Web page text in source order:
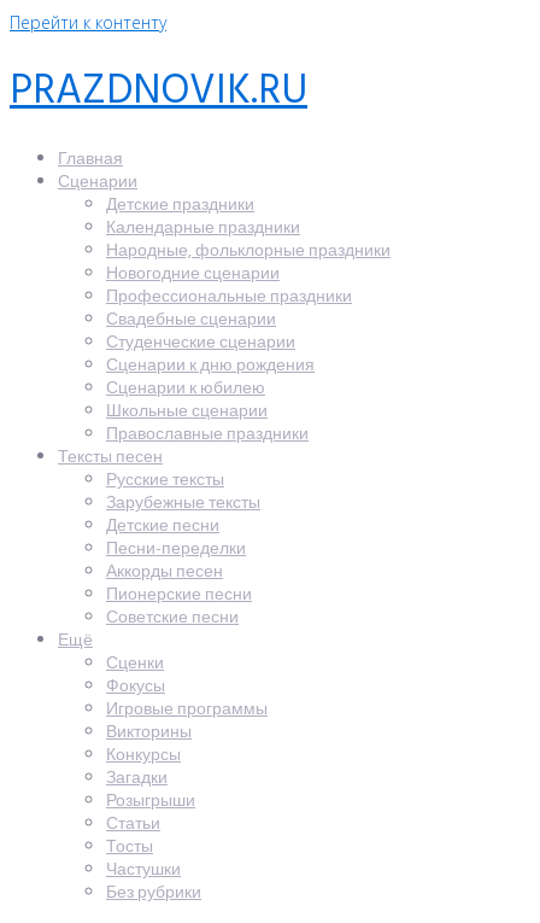
Перейти к контенту
PRAZDNOVIK.RU
Главная
Сценарии
Детские праздники
Календарные праздники
Народные, фольклорные праздники
Новогодние сценарии
Профессиональные праздники
Свадебные сценарии
Студенческие сценарии
Сценарии к дню рождения
Сценарии к юбилею
Школьные сценарии
Православные праздники
Тексты песен
Русские тексты
Зарубежные тексты
Детские песни
Песни-переделки
Аккорды песен
Пионерские песни
Советские песни
Ещё
Сценки
Фокусы
Игровые программы
Викторины
Конкурсы
Загадки
Розыгрыши
Статьи
Тосты
Частушки
Без рубрики